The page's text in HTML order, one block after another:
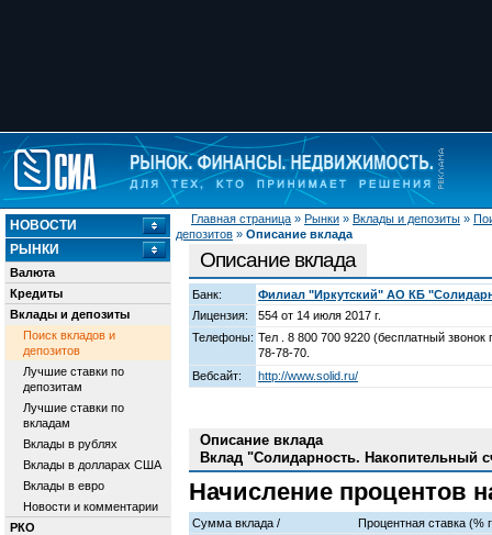
Главная страница » Рынки » Вклады и депозиты »
депозитов » Описание вклада
НОВОСТИ
РЫНКИ
Валюта
Кредиты
Вклады и депозиты
Поиск вкладов и
депозитов
Лучшие ставки по
депозитам
Лучшие ставки по
вкладам
Вклады в рублях
Вклады в долларах США
Вклады в евро
Новости и комментарии
РКО
Описание вклада
Банк:
Филиал "Иркутский" АО КБ
Лицензия:
554 от 14 июля 2017 г.
Телефоны: Тел . 8 800 700 9220 (бесплатный
78-78-70.
Вебсайт:
http://www.solid.ru/
Описание вклада
Вклад "Солидарность. Накопительный
Начисление процентов
Сумма вклада /
Процентная ставка (%